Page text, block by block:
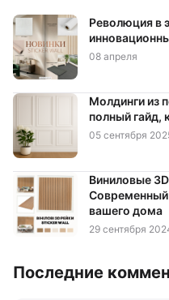
Революция в
08 апреля
Молдинги из
полный гайд,
05 сентября
Виниловые
Современный
вашего дома
29 сентября
Последние